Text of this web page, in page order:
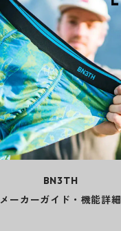
BN3TH
メーカーガイド・機能詳細